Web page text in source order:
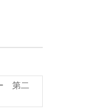
第二